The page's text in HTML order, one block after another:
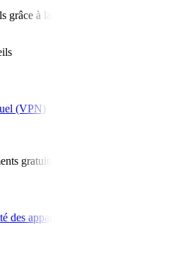
grâce à la surveillance de l'identité et
(VPN)
gratuits
des appareils